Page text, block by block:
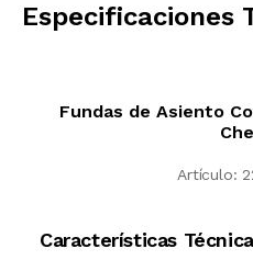
Especificaciones
Fundas de Asiento
Artículo:
Características